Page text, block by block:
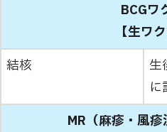
BCGワ
【生ワ
結核
生
に
MR（麻疹・風